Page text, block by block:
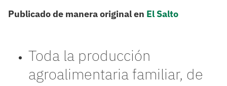
Publicado de manera original en El Salto
Toda la producción
agroalimentaria familiar, de